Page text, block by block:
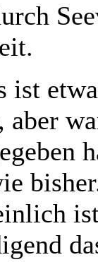
ist
aber